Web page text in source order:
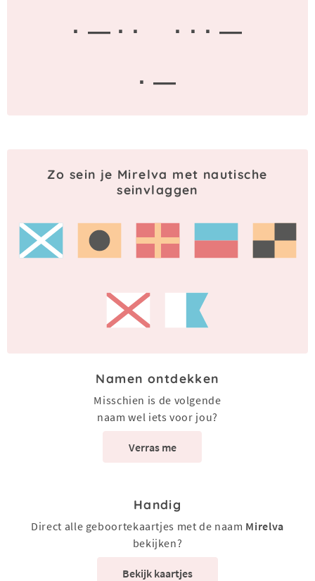
· — · ·
· · · —
· —
Zo sein je Mirelva met nautische
seinvlaggen
Namen ontdekken
Misschien is de volgende
naam wel iets voor jou?
Verras me
Handig
Direct alle geboortekaartjes met de naam Mirelva
bekijken?
Bekijk kaartjes